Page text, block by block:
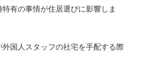
有の事情が住居選びに影響しま
国人スタッフの社宅を手配する際